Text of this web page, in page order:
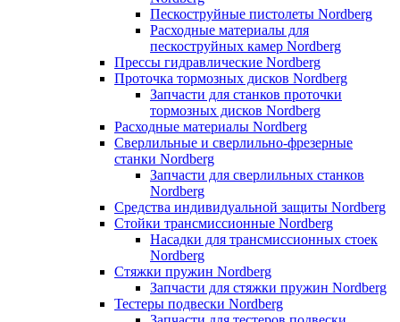
Пескоструйные пистолеты Nordberg
Расходные материалы для
пескоструйных камер Nordberg
Прессы гидравлические Nordberg
Проточка тормозных дисков Nordberg
Запчасти для станков проточки
тормозных дисков Nordberg
Расходные материалы Nordberg
Сверлильные и сверлильно-фрезерные
станки Nordberg
Запчасти для сверлильных станков
Nordberg
Средства индивидуальной защиты Nordberg
Стойки трансмиссионные Nordberg
Насадки для трансмиссионных стоек
Nordberg
Стяжки пружин Nordberg
Запчасти для стяжки пружин Nordberg
Тестеры подвески Nordberg